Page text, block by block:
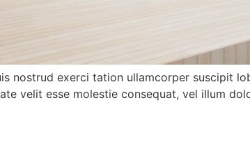
nostrud exerci tation ullamcorper suscipit
velit esse molestie consequat, vel illum